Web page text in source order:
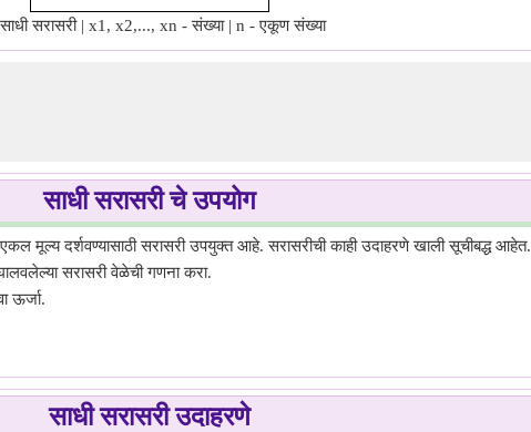
सरासरी | x1, x2,..., xn - संख्या | n - एकूण संख्या
साधी सरासरी चे उपयोग
मूल्य दर्शवण्यासाठी सरासरी उपयुक्त आहे. सरासरीची काही उदाहरणे खाली सूचीबद्ध आहेत.
सरासरी वेळेची गणना करा.
ऊर्जा.
साधी सरासरी उदाहरणे